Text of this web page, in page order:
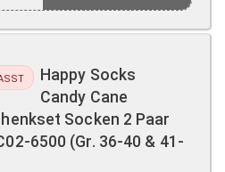
Happy Socks
Candy Cane
Socken 2 Paar
6500 (Gr. 36-40 & 41-